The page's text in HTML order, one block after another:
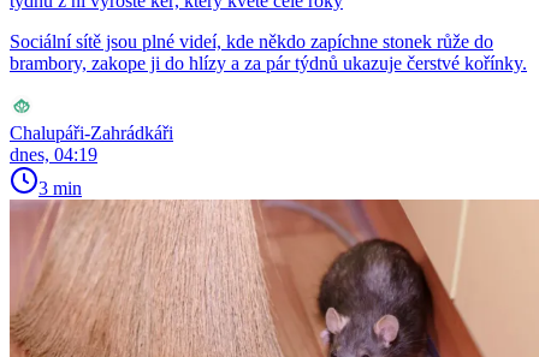
Sociální sítě jsou plné videí, kde někdo zapíchne stonek růže do
brambory, zakope ji do hlízy a za pár týdnů ukazuje čerstvé kořínky.
Chalupáři-Zahrádkáři
dnes, 04:19
3 min